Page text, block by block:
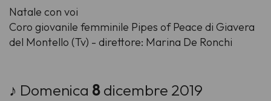
Natale con voi
Coro giovanile femminile Pipes of Peace di Giavera
del Montello (Tv) - direttore: Marina De Ronchi
♪ Domenica 8dicembre 2019